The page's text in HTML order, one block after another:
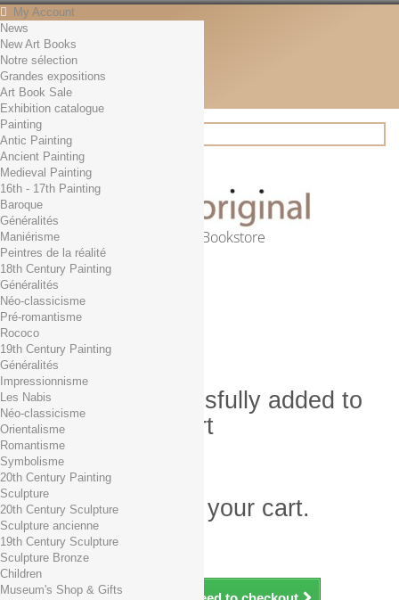
My Account
Contact
English
English
Français
News
Search
Online Art Bookstore
Cart (empty)
No products
Free shipping!
0,00 € Total
Check out
Product successfully added to
your shopping cart
Quantity
Total
There is 1 item in your cart.
Total products (tax incl.)
Total shipping TTC
Total (tax incl.)
Continue shopping
News
New Art Books
Notre sélection
Grandes expositions
Art Book Sale
Exhibition catalogue
Painting
Antic Painting
Ancient Painting
Medieval Painting
16th - 17th Painting
Baroque
Généralités
Maniérisme
Peintres de la réalité
18th Century Painting
Généralités
Néo-classicisme
Pré-romantisme
Rococo
19th Century Painting
Généralités
Impressionnisme
Les Nabis
Néo-classicisme
Orientalisme
Romantisme
Symbolisme
20th Century Painting
Sculpture
20th Century Sculpture
Sculpture ancienne
19th Century Sculpture
Sculpture Bronze
Children
Museum's Shop & Gifts